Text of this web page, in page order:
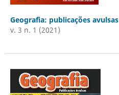
Geografia: publicações avulsas
v. 3 n. 1 (2021)